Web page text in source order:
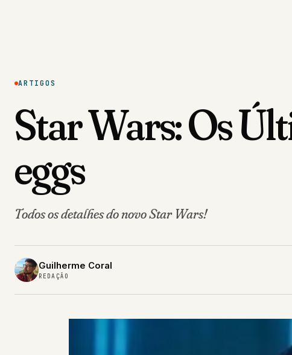
ARTIGOS
Star Wars: Os
eggs
Todos os detalhes do novo Star Wars!
Guilherme Coral
REDAÇÃO